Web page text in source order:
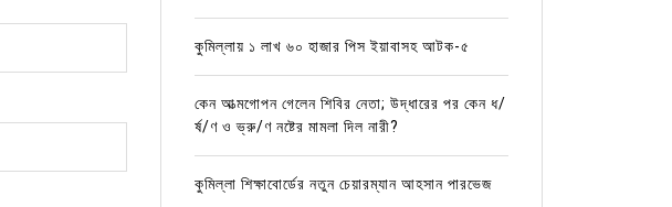
কুমিল্লায় ১ লাখ ৬০ হাজার পিস ইয়াবাসহ আটক-৫
কেন আত্মগোপন গেলেন শিবির নেতা; উদ্ধারের পর কেন ধ/
র্ষ/ণ ও ভ্রু/ণ নষ্টের মামলা দিল নারী?
কুমিল্লা শিক্ষাবোর্ডের নতুন চেয়ারম্যান আহসান পারভেজ